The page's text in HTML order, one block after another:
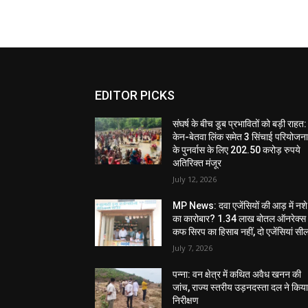
EDITOR PICKS
संघर्ष के बीच डूब प्रभावितों को बड़ी राहत:
केन-बेतवा लिंक समेत 3 सिंचाई
के पुनर्वास के लिए 202.50 करोड़ रुपये
अतिरिक्त मंजूर
July 12, 2026
MP News: दवा एजेंसियों की आड़ में नशे
का कारोबार? 1.34 लाख बोतल ऑनरेक्स
कफ सिरप का हिसाब नहीं, दो एजेंसियां
July 7, 2026
पन्ना: वन क्षेत्र में कथित अवैध खनन की
जांच, राज्य स्तरीय उड़नदस्ता दल ने किया
निरीक्षण